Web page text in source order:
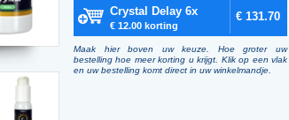
Crystal Delay 6x
€ 12.00 korting
€ 131.70
Maak hier boven uw keuze. Hoe groter uw
bestelling hoe meer korting u krijgt. Klik op een vlak
en uw bestelling komt direct in uw winkelmandje.